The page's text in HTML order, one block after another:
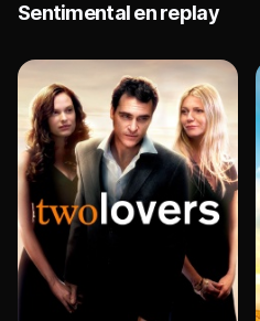
Sentimental en replay